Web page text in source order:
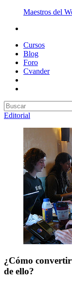
Maestros del
Cursos
Blog
Foro
Cvander
Editorial
¿Cómo
de ello?